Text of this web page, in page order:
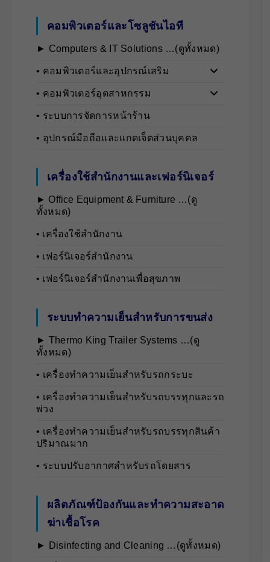
คอมพิวเตอร์และโซลูชันไอที
► Computers & IT Solutions …(ดูทั้งหมด)
• คอมพิวเตอร์และอุปกรณ์เสริม
• คอมพิวเตอร์อุตสาหกรรม
• ระบบการจัดการหน้าร้าน
• อุปกรณ์มือถือและแกดเจ็ตส่วนบุคคล
เครื่องใช้สำนักงานและเฟอร์นิเจอร์
► Office Equipment & Furniture …(ดู
ทั้งหมด)
• เครื่องใช้สำนักงาน
• เฟอร์นิเจอร์สำนักงาน
• เฟอร์นิเจอร์สำนักงานเพื่อสุขภาพ
ระบบทำความเย็นสำหรับการขนส่ง
► Thermo King Trailer Systems …(ดู
ทั้งหมด)
• เครื่องทำความเย็นสำหรับรถกระบะ
• เครื่องทำความเย็นสำหรับรถบรรทุกและรถ
พ่วง
• เครื่องทำความเย็นสำหรับรถบรรทุกสินค้า
ปริมาณมาก
• ระบบปรับอากาศสำหรับรถโดยสาร
ผลิตภัณฑ์ป้องกันและทำความสะอาด
ฆ่าเชื้อโรค
► Disinfecting and Cleaning …(ดูทั้งหมด)